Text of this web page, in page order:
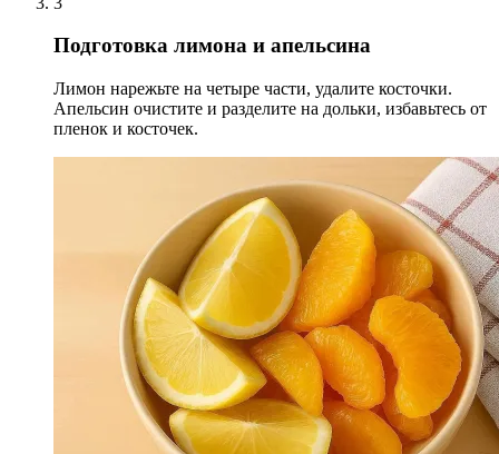
Подготовка лимона и апельсина
Лимон нарежьте на четыре части, удалите косточки.
Апельсин очистите и разделите на дольки, избавьтесь от
пленок и косточек.